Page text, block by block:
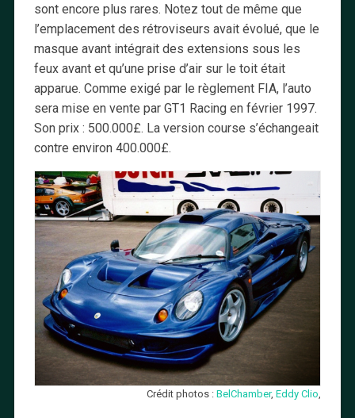
sont encore plus rares. Notez tout de même que
l’emplacement des rétroviseurs avait évolué, que le
masque avant intégrait des extensions sous les
feux avant et qu’une prise d’air sur le toit était
apparue. Comme exigé par le règlement FIA, l’auto
sera mise en vente par GT1 Racing en février 1997.
Son prix : 500.000£. La version course s’échangeait
contre environ 400.000£.
Crédit photos :BelChamber,Eddy Clio